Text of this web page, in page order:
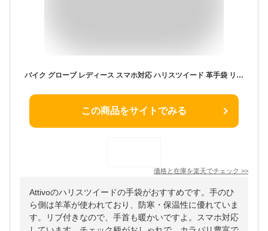
バイク グローブ レディース スマホ対応 ハリスツイード 革手袋 リブ付き レディース Attivo/Harris Tweed 27色/3サイズ ATHT04 羊革 本革 レザー スマートフォン対応 スマホ手袋 チェック柄 タータンチェック 英国 おしゃれ ギフト 女性
この商品をサイトでみる
価格と在庫を楽天でチェック >>
Attivoのハリスツイードの手袋がおすすめです。手のひ
ら側は羊革が使われており、防寒・保温性に優れていま
す。リブ付きなので、手首も暖かいですよ。スマホ対応